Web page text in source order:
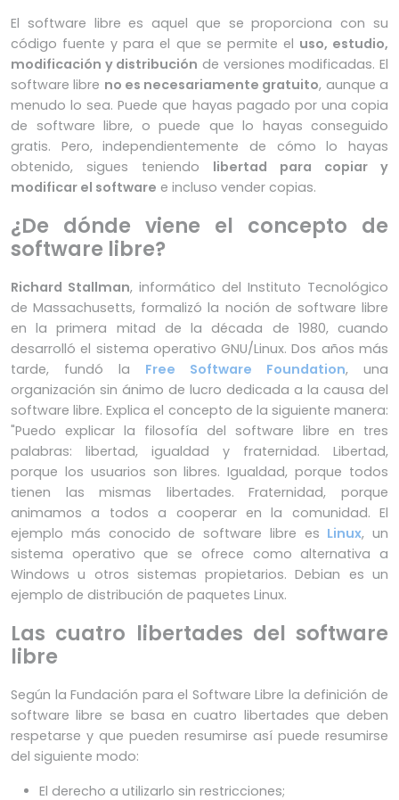
El software libre es aquel que se proporciona con su
código fuente y para el que se permite el uso, estudio,
modificación y distribución de versiones modificadas. El
software libre no es necesariamente gratuito, aunque a
menudo lo sea. Puede que hayas pagado por una copia
de software libre, o puede que lo hayas conseguido
gratis. Pero, independientemente de cómo lo hayas
obtenido, sigues teniendo libertad para copiar y
modificar el software e incluso vender copias.
¿De dónde viene el concepto de
software libre?
Richard Stallman, informático del Instituto Tecnológico
de Massachusetts, formalizó la noción de software libre
en la primera mitad de la década de 1980, cuando
desarrolló el sistema operativo GNU/Linux. Dos años más
tarde, fundó la Free Software Foundation, una
organización sin ánimo de lucro dedicada a la causa del
software libre. Explica el concepto de la siguiente manera:
"Puedo explicar la filosofía del software libre en tres
palabras: libertad, igualdad y fraternidad. Libertad,
porque los usuarios son libres. Igualdad, porque todos
tienen las mismas libertades. Fraternidad, porque
animamos a todos a cooperar en la comunidad. El
ejemplo más conocido de software libre es Linux, un
sistema operativo que se ofrece como alternativa a
Windows u otros sistemas propietarios. Debian es un
ejemplo de distribución de paquetes Linux.
Las cuatro libertades del software
libre
Según la Fundación para el Software Libre la definición de
software libre se basa en cuatro libertades que deben
respetarse y que pueden resumirse así puede resumirse
del siguiente modo:
El derecho a utilizarlo sin restricciones;